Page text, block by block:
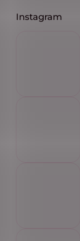
Instagram